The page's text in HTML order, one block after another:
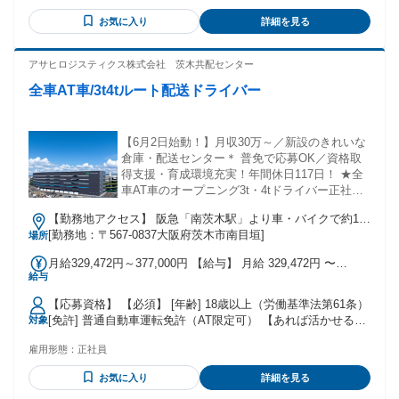
スタッフ アルバイト・パートの 経験を活かして正社員デビュ
ー」 「大型トラック車の運転が好き」 「長期で安定して働き
も大歓迎です！ 年齢の条件と理由：あり（例外事由3号のイ・
お気に入り 詳細を見る
アサヒロジスティクス株式会社 茨木共配センター
全車AT車/3t4tルート配送ドライバー
【6月2日始動！】月収30万～／新設のきれいな
倉庫・配送センター＊ 普免で応募OK／資格取
得支援・育成環境充実！年間休日117日！ ★全
車AT車のオープニング3t・4tドライバー正社員
場所
【勤務地アクセス】 阪急「南茨木駅」より車・バイクで約13
分 京阪「光善寺駅」より車・バイクで約15分 ＊「南茨木駅」
完備）
[勤務地：〒567-0837大阪府茨木市南目垣]
給与
月給329,472円～377,000円 【給与】 月給 329,472円 〜
当含む ※給与幅は経験・勤務等による 【別途支給】 ・各種
手当 ・通勤手当（交通費規定支給：上限24,400円／月）
対象
【応募資格】 【必須】 [年齢] 18歳以上（労働基準法第61条）
[免許] 普通自動車運転免許（AT限定可） 【あれば活かせる】
雇用形態： 正社員
お気に入り 詳細を見る